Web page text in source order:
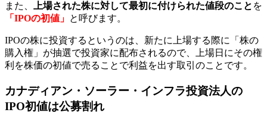
また、 上場された株に対して最初に付けられた値段のこと を
「IPOの初値」 と呼びます。
IPOの株に投資するというのは、新たに上場する際に「株の
購入権」が抽選で投資家に配布されるので、上場日にその権
利を株価の初値で売ることで利益を出す取引のことです。
カナディアン・ソーラー・インフラ投資法人の
IPO初値は公募割れ